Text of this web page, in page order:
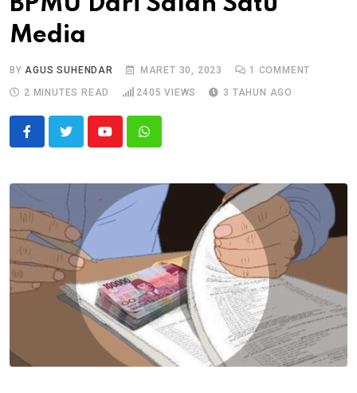
Media
BYAGUS SUHENDAR MARET 30, 2023 1
COMMENT
2 MINUTES READ
2405 VIEWS 3 TAHUN AGO
YoutubeWhatsapp